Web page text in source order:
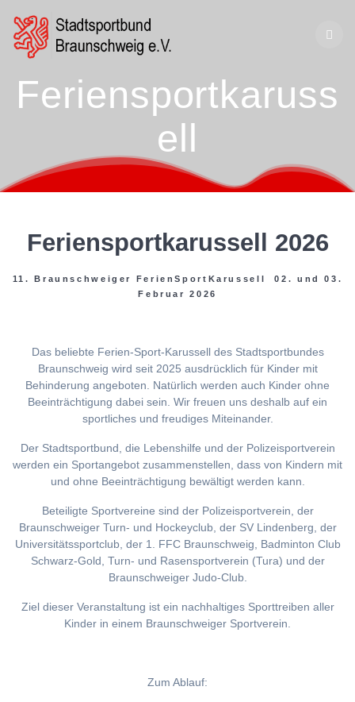
Feriensportkaruss
ell
Feriensportkarussell 2026
11. Braunschweiger FerienSportKarussell 02. und 03.
Februar 2026
Das beliebte Ferien-Sport-Karussell des Stadtsportbundes
Braunschweig wird seit 2025 ausdrücklich für Kinder mit
Behinderung angeboten. Natürlich werden auch Kinder ohne
Beeinträchtigung dabei sein. Wir freuen uns deshalb auf ein
sportliches und freudiges Miteinander.
Der Stadtsportbund, die Lebenshilfe und der Polizeisportverein
werden ein Sportangebot zusammenstellen, dass von Kindern mit
und ohne Beeinträchtigung bewältigt werden kann.
Beteiligte Sportvereine sind der Polizeisportverein, der
Braunschweiger Turn- und Hockeyclub, der SV Lindenberg, der
Universitätssportclub, der 1. FFC Braunschweig, Badminton Club
Schwarz-Gold, Turn- und Rasensportverein (Tura) und der
Braunschweiger Judo-Club.
Ziel dieser Veranstaltung ist ein nachhaltiges Sporttreiben aller
Kinder in einem Braunschweiger Sportverein.
Zum Ablauf: